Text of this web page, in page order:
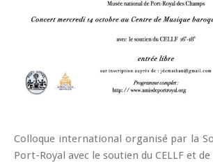
Colloque international organisé par la
Port-Royal avec le soutien du CELLF et de